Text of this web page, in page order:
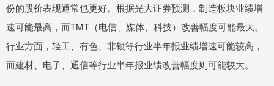
份的股价表现通常也更好。根据光大证券预测，制造板块业绩增
速可能最高，而TMT（电信、媒体、科技）改善幅度可能最大。
行业方面，轻工、有色、非银等行业半年报业绩增速可能较高，
而建材、电子、通信等行业半年报业绩改善幅度则可能较大。